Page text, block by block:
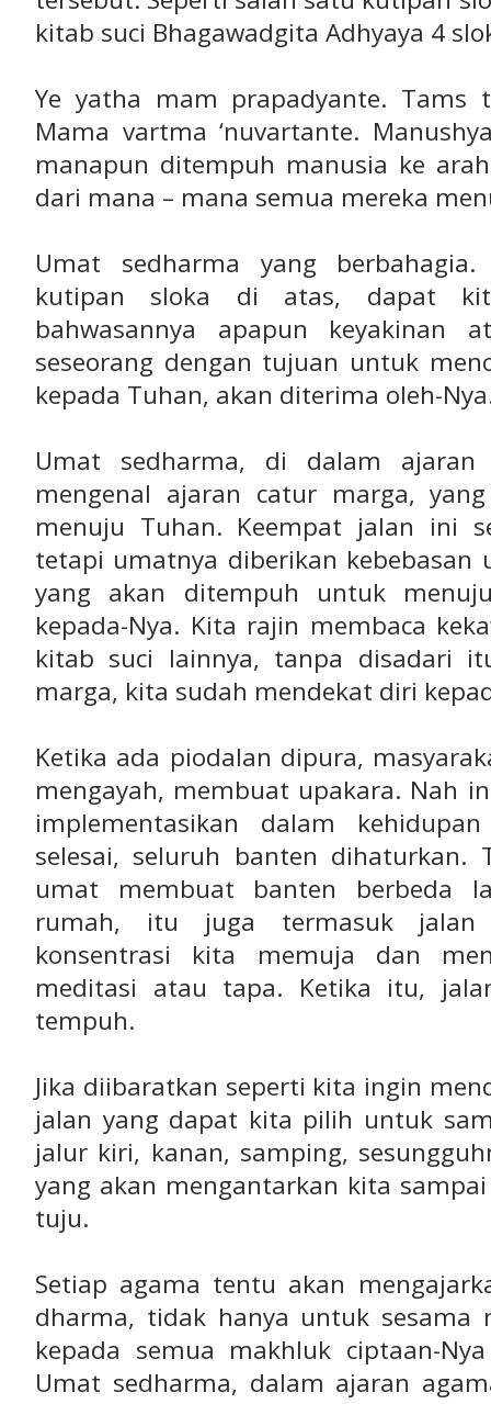
kitab suci Bhagawadgita Adhyaya 4
Ye yatha mam prapadyante. Tams
Mama vartma ‘nuvartante.
manapun ditempuh manusia ke
dari mana – mana semua mereka
Umat sedharma yang berbahagia.
kutipan sloka di atas, dapat
bahwasannya apapun keyakinan
seseorang dengan tujuan untuk
kepada Tuhan, akan diterima oleh-
Umat sedharma, di dalam
mengenal ajaran catur marga,
menuju Tuhan. Keempat jalan ini
tetapi umatnya diberikan
yang akan ditempuh untuk
kepada-Nya. Kita rajin membaca
kitab suci lainnya, tanpa disadari
marga, kita sudah mendekat diri
Ketika ada piodalan dipura,
mengayah, membuat upakara. Nah
implementasikan dalam
selesai, seluruh banten dihaturkan.
umat membuat banten berbeda
rumah, itu juga termasuk jalan
konsentrasi kita memuja dan
meditasi atau tapa. Ketika itu,
tempuh.
Jika diibaratkan seperti kita ingin
jalan yang dapat kita pilih untuk
jalur kiri, kanan, samping,
yang akan mengantarkan kita
tuju.
Setiap agama tentu akan
dharma, tidak hanya untuk sesama
kepada semua makhluk ciptaan-
Umat sedharma, dalam ajaran